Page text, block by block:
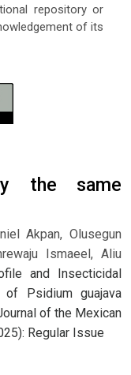
repository or
of its
the same
Akpan, Olusegun
Ismaeel, Aliu
and Insecticidal
Psidium guajava
of the Mexican
Regular Issue